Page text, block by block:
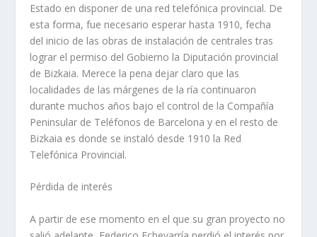
Estado en disponer de una red telefónica provincial. De
esta forma, fue necesario esperar hasta 1910, fecha
del inicio de las obras de instalación de centrales tras
lograr el permiso del Gobierno la Diputación provincial
de Bizkaia. Merece la pena dejar claro que las
localidades de las márgenes de la ría continuaron
durante muchos años bajo el control de la Compañía
Peninsular de Teléfonos de Barcelona y en el resto de
Bizkaia es donde se instaló desde 1910 la Red
Telefónica Provincial.
Pérdida de interés
A partir de ese momento en el que su gran proyecto no